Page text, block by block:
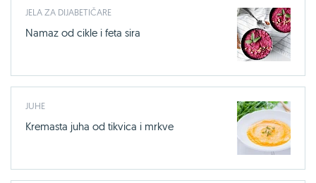
JELA ZA DIJABETIČARE
Namaz od cikle i feta sira
JUHE
Kremasta juha od tikvica i mrkve